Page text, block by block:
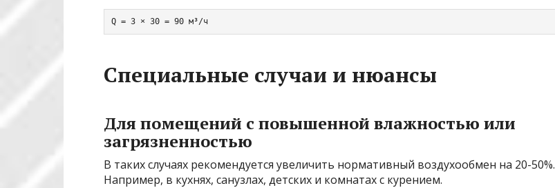
Q = 3 × 30 = 90 м³/ч
Специальные случаи и нюансы
Для помещений с повышенной влажностью или
загрязненностью
В таких случаях рекомендуется увеличить нормативный воздухообмен на 20-50%.
Например, в кухнях, санузлах, детских и комнатах с курением.